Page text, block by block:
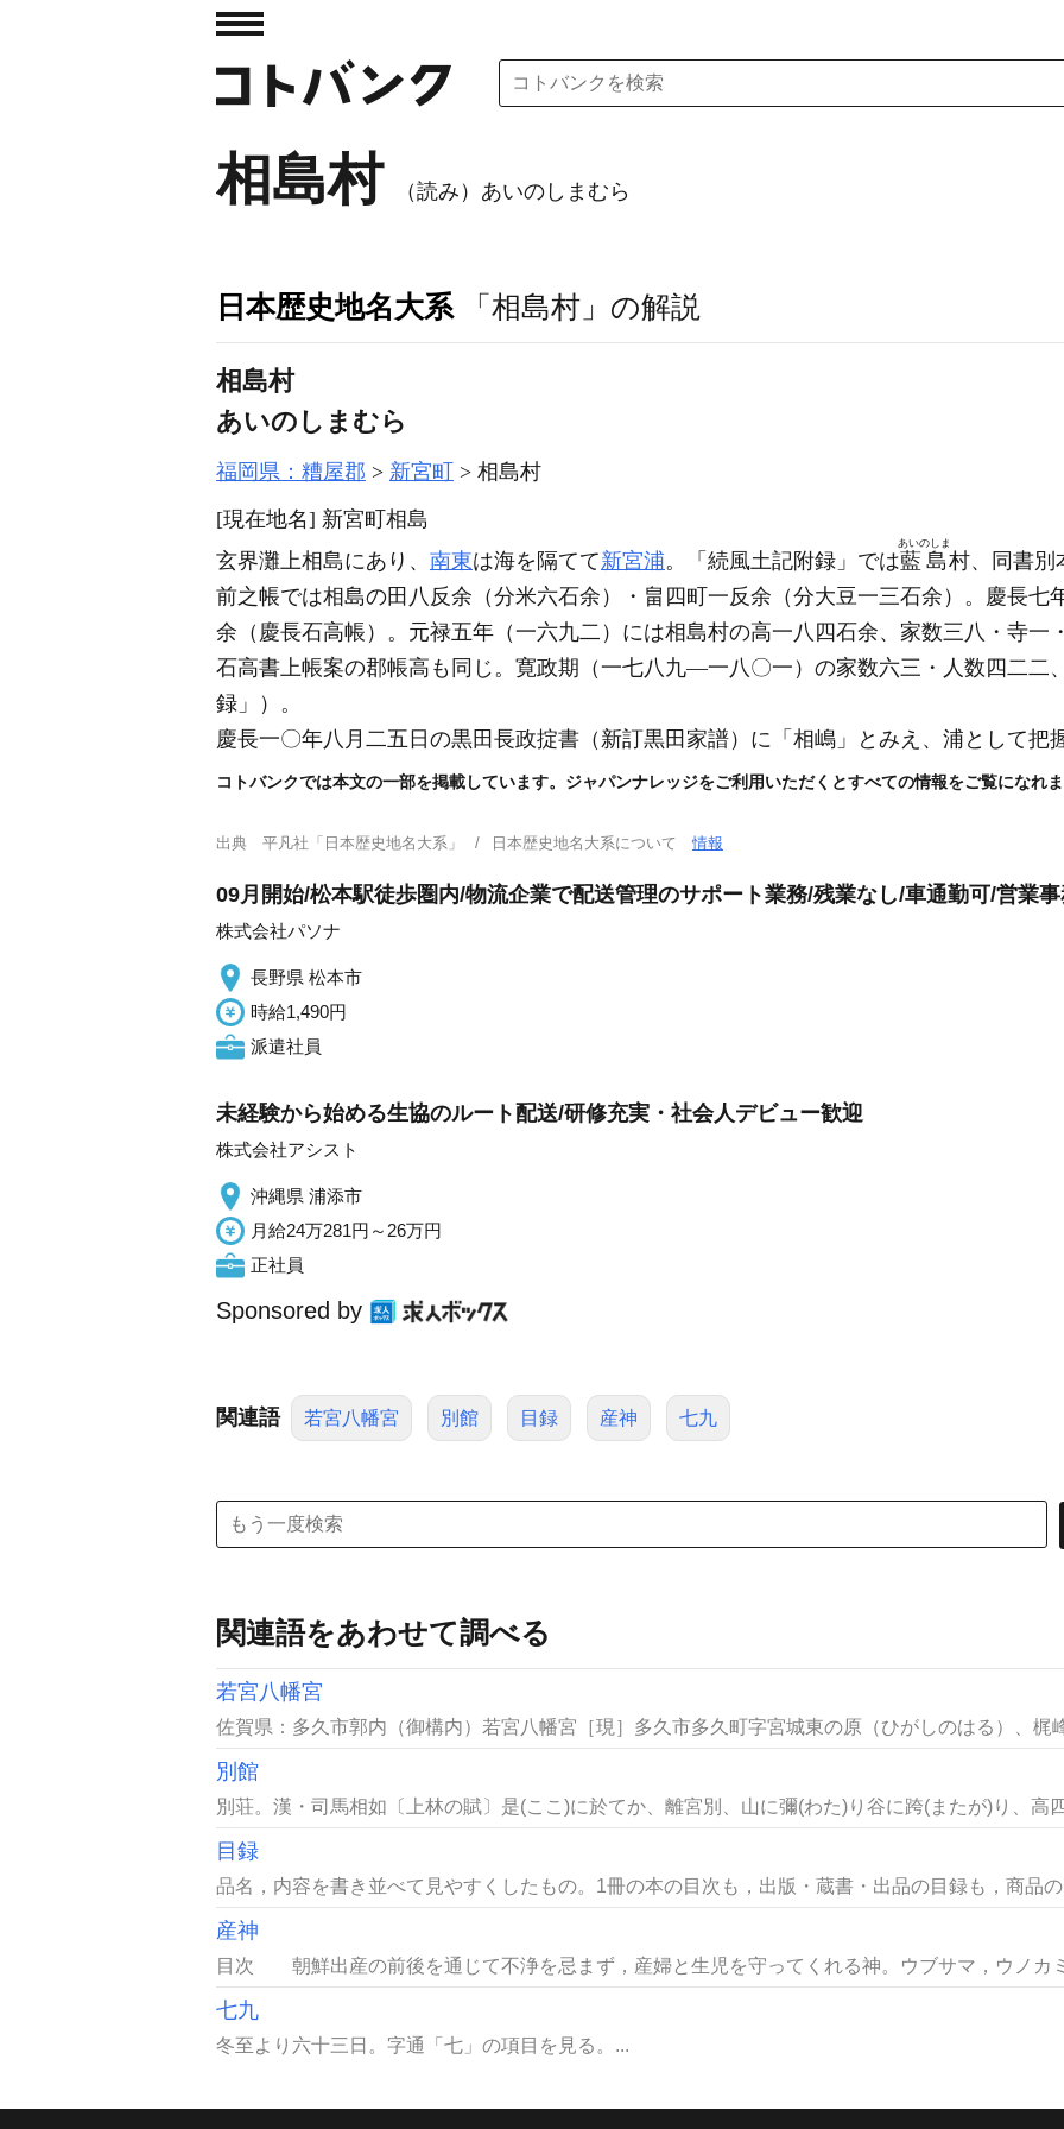
相島村 （読み）あいのしまむら
日本歴史地名大系 「相島村」の解説
相島村
あいのしまむら
福岡県：糟屋郡 新宮町
相島村
[現在地名] 新宮町相島
玄界灘上相島にあり、 南東は海を隔てて新宮浦。「続風土記附録」では藍島
あいのしま
村、同書別
前之帳では相島の田八反余 （分米六石余） ・畠四町一反余 （分大豆一三石余） 。慶長七
余 （慶長石高帳） 。元禄五年 （一六九二） には相島村の高一八四石余、家数三八・寺一
石高書上帳案の郡帳高も同じ。寛政期 （一七八九―一八〇一） の家数六三・人数四二二
録」） 。
慶長一〇年八月二五日の黒田長政掟書 （新訂黒田家譜） に「相嶋」とみえ、浦として把
コトバンクでは本文の一部を掲載しています。ジャパンナレッジをご利用いただくとすべての情報をご覧になれ
出典 平凡社「日本歴史地名大系」 日本歴史地名大系について情報
09月開始/松本駅徒歩圏内/物流企業で配送管理のサポート業務/残業なし/車通勤可/営業
株式会社パソナ
長野県 松本市
時給1,490円
派遣社員
未経験から始める生協のルート配送/研修充実・社会人デビュー歓迎
株式会社アシスト
沖縄県 浦添市
月給24万281円～26万円
正社員
Sponsored by
関連語 若宮八幡宮 別館 目録 産神 七九
関連語をあわせて調べる
若宮八幡宮
佐賀県：多久市郭内（御構内）若宮八幡宮［現］多久市多久町字宮城東の原（ひがしのはる）、梶
別館
別荘。漢・司馬相如〔上林の賦〕是(ここ)に於てか、離宮別、山に彌(わた)り谷に跨(またが)り、高
目録
品名，内容を書き並べて見やすくしたもの。1冊の本の目次も，出版・蔵書・出品の目録も，商品
産神
目次 朝鮮出産の前後を通じて不浄を忌まず，産婦と生児を守ってくれる神。ウブサマ，ウノカ
七九
冬至より六十三日。字通「七」の項目を見る。...